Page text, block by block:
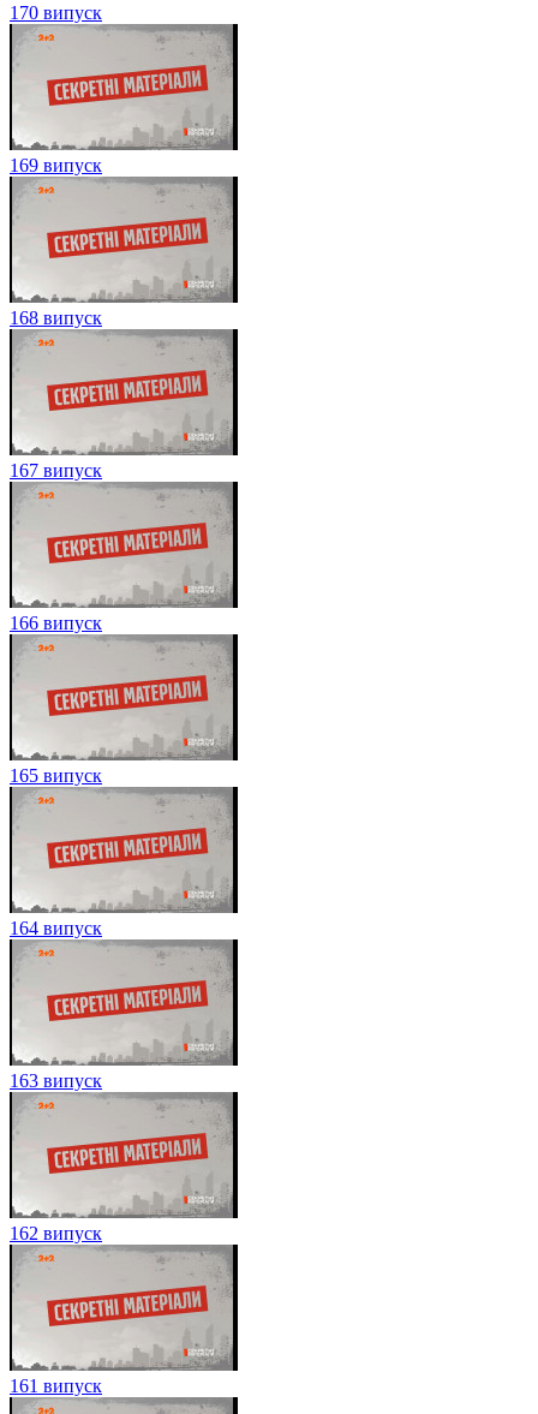
170 випуск
169 випуск
168 випуск
167 випуск
166 випуск
165 випуск
164 випуск
163 випуск
162 випуск
161 випуск